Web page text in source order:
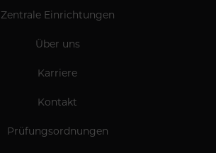
Zentrale Einrichtungen
Über uns
Karriere
Kontakt
Prüfungsordnungen